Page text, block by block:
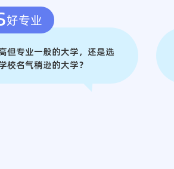
好专业
但专业一般的大学，还是选
校名气稍逊的大学？